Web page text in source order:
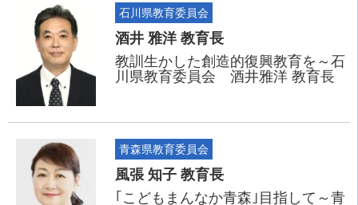
石川県教育委員会
酒井 雅洋 教育長
教訓生かした創造的復興教育を～石
川県教育委員会 酒井雅洋 教育長
青森県教育委員会
風張 知子 教育長
｢こどもまんなか青森｣目指して～青